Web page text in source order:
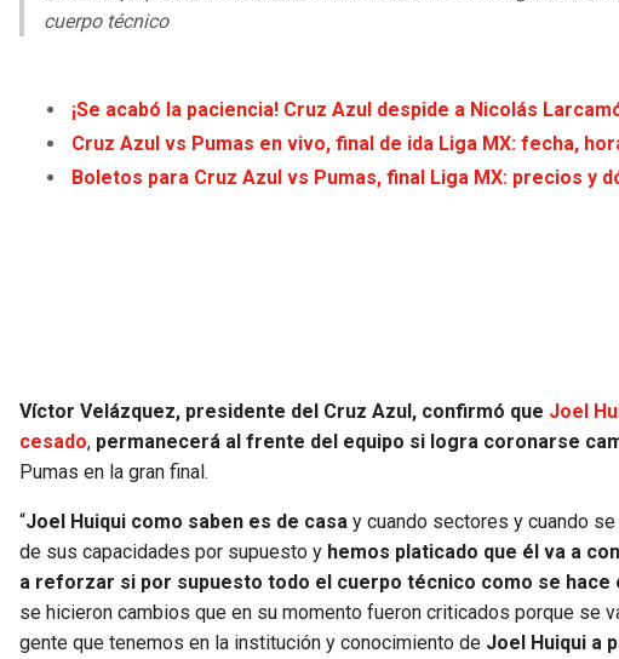
cuerpo técnico
¡Se acabó la paciencia! Cruz Azul despide a Nicolás
Cruz Azul vs Pumas en vivo, final de ida Liga MX: fecha,
Boletos para Cruz Azul vs Pumas, final Liga MX: precios y
Víctor Velázquez, presidente del Cruz Azul, confirmó que Joel
cesado, permanecerá al frente del equipo si logra coronarse
Pumas en la gran final.
“Joel Huiqui como saben es de casa y cuando sectores y cuando
de sus capacidades por supuesto y hemos platicado que él va a
a reforzar si por supuesto todo el cuerpo técnico como se hace
se hicieron cambios que en su momento fueron criticados porque se
gente que tenemos en la institución y conocimiento de Joel Huiqui a